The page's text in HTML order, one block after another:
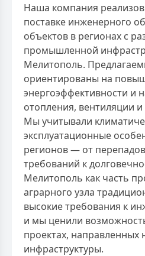
Наша компания
поставке инженерного
объектов в регионах с
промышленной
Мелитополь.
ориентированы на
энергоэффективности и
отопления, вентиляции
Мы учитывали
эксплуатационные
регионов — от
требований к
Мелитополь как часть
аграрного узла
высокие требования к
и мы ценили
проектах,
инфраструктуры.